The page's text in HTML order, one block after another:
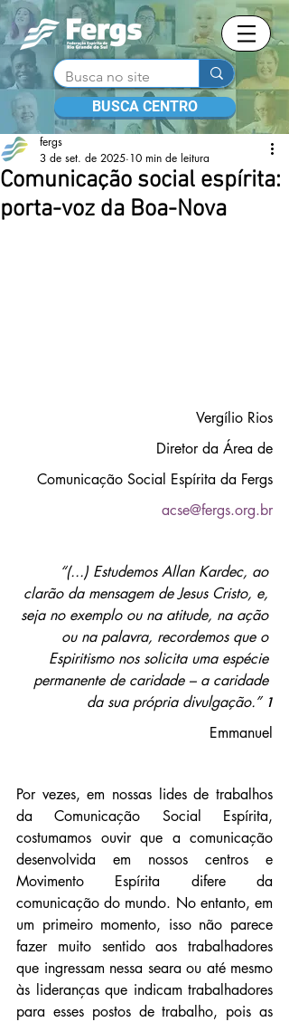
BUSCA CENTRO
Comunicação social espírita:
porta-voz da Boa-Nova
fergs
3 de set. de 2025 10 min de leitura
Vergílio Rios
Diretor da Área de
Comunicação Social Espírita da Fergs
acse@fergs.org.br
“(...) Estudemos Allan Kardec, ao
clarão da mensagem de Jesus Cristo, e,
seja no exemplo ou na atitude, na ação
ou na palavra, recordemos que o
Espiritismo nos solicita uma espécie
permanente de caridade – a caridade
da sua própria divulgação.” 1
Emmanuel
Por vezes, em nossas lides de trabalhos
da Comunicação Social Espírita,
costumamos ouvir que a comunicação
desenvolvida em nossos centros e
Movimento Espírita difere da
comunicação do mundo. No entanto, em
um primeiro momento, isso não parece
fazer muito sentido aos trabalhadores
que ingressam nessa seara ou até mesmo
às lideranças que indicam trabalhadores
para esses postos de trabalho, pois as